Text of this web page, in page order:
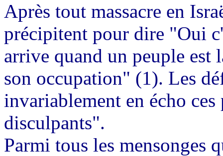
Après tout massacre en
précipitent pour dire "Oui
arrive quand un peuple est
son occupation" (1). Les
invariablement en écho
disculpants".
Parmi tous les mensonges